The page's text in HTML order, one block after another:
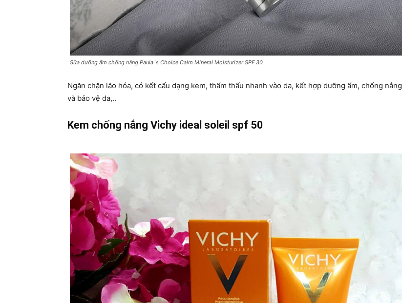
Sữa dưỡng ẩm chống nắng Paula`s Choice Calm Mineral Moisturizer SPF 30
Ngăn chặn lão hóa, có kết cấu dạng kem, thẩm thấu nhanh vào da, kết hợp dưỡng ẩm, chống nắng
và bảo vệ da,..
Kem chống nắng Vichy ideal soleil spf 50